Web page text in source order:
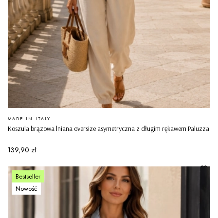
Koszula brązowa lniana oversize asymetryczna z długim rękawem Paluzza
PRODUCENT
MADE IN ITALY
Cena
139,90 zł
Bestseller
Nowość